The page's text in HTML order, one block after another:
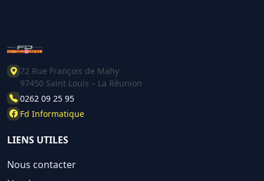
72 Rue François de Mahy
97450 Saint Louis – La Réunion
0262 09 25 95
Fd Informatique
LIENS UTILES
Nous contacter